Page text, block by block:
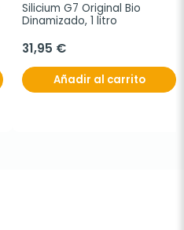
Silicium G7 Original Bio
Dinamizado, 1 litro
31,95 €
Añadir al carrito